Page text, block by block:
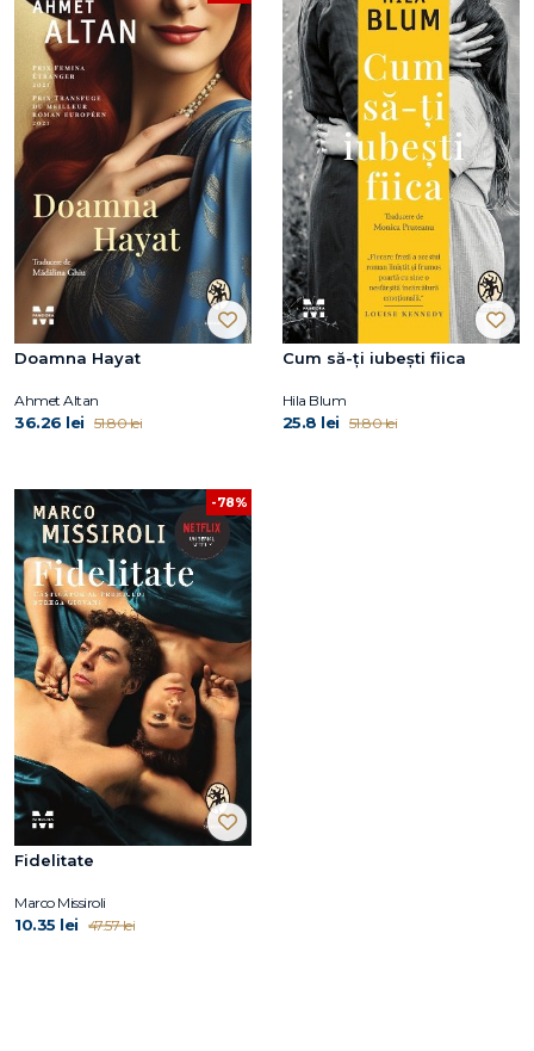
Doamna Hayat
Ahmet Altan
36.26 lei 51.80 lei
Cum să-ți iubești fiica
Hila Blum
25.8 lei 51.80 lei
-78%
Fidelitate
Marco Missiroli
10.35 lei 47.57 lei